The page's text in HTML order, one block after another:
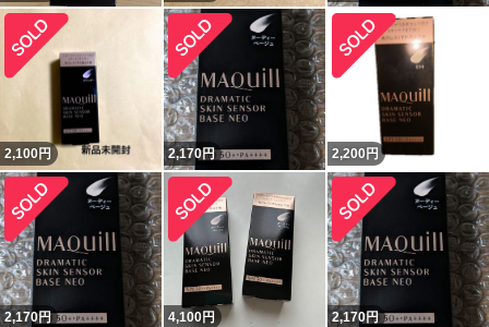
2,100円 2,170円 2,200 円
2,170円 4,100円 2,170円